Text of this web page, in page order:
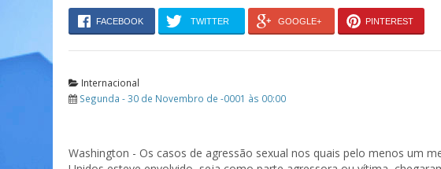
FACEBOOK TWITTER GOOGLE+ PINTEREST
Internacional
Segunda - 30 de Novembro de -0001 às 00:00
Washington - Os casos de agressão sexual nos quais pelo menos um